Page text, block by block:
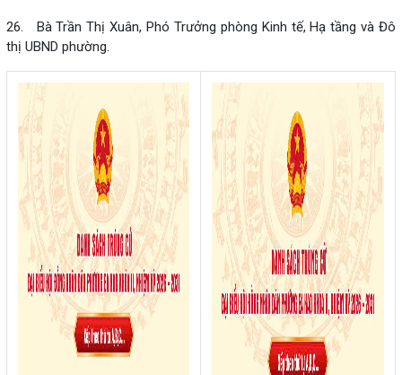
26. Bà Trần Thị Xuân, Phó Trưởng phòng Kinh tế, Hạ tầng và Đô
thị UBND phường.